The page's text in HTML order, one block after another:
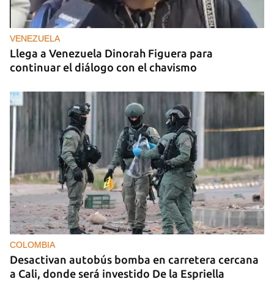
VENEZUELA
Llega a Venezuela Dinorah Figuera para
continuar el diálogo con el chavismo
COLOMBIA
Desactivan autobús bomba en carretera cercana
a Cali, donde será investido De la Espriella